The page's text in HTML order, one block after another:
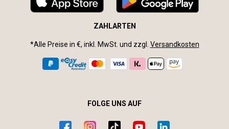
ZAHLARTEN
*Alle Preise in €, inkl. MwSt. und zzgl. Versandkosten
FOLGE UNS AUF